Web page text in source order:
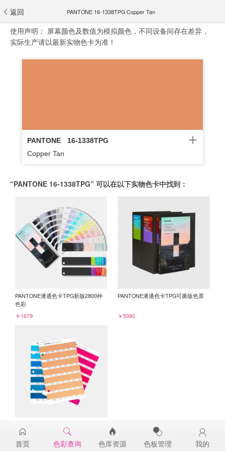
返回 PANTONE 16-1338TPG Copper Tan
使用声明： 屏幕颜色及数值为模拟颜色，不同设备间存在差异，
实际生产请以最新实物色卡为准！
PANTONE
16-1338TPG
Copper Tan
“PANTONE 16-1338TPG” 可以在以下实物色卡中找到：
PANTONE潘通色卡TPG新版2800种
色彩
￥1679
PANTONE潘通色卡TPG可撕版色票
￥5080
16-1338TPG
￥98
首页 色彩查询 色库资源 色板管理 我的